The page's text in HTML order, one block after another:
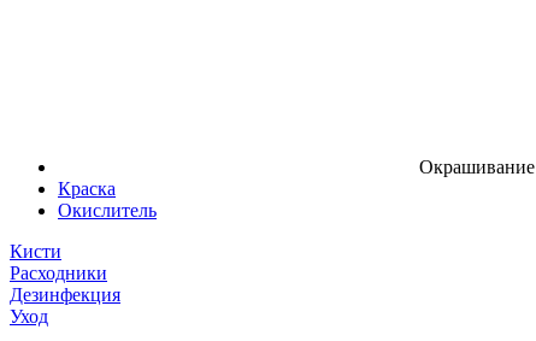
Окрашивание
Краска
Окислитель
Кисти
Расходники
Дезинфекция
Уход